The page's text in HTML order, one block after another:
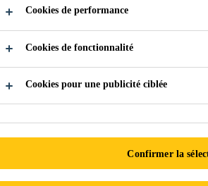
Identification du butyle, du
de remplacement, il est essentiel
polyuréthane SikaTack® et
Cookies de performance
Cookies de fonctionnalité
Cookies pour une publicité ciblée
Confirmer la